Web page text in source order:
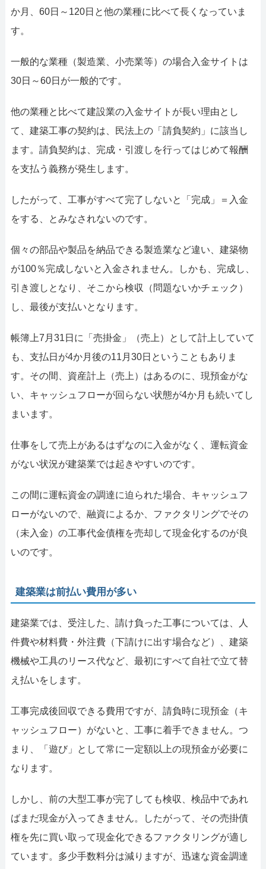
か月、60日～120日と他の業種に比べて長くなっていま
す。
一般的な業種（製造業、小売業等）の場合入金サイトは
30日～60日が一般的です。
他の業種と比べて建設業の入金サイトが長い理由とし
て、建築工事の契約は、民法上の「請負契約」に該当し
ます。請負契約は、完成・引渡しを行ってはじめて報酬
を支払う義務が発生します。
したがって、工事がすべて完了しないと「完成」＝入金
をする、とみなされないのです。
個々の部品や製品を納品できる製造業など違い、建築物
が100％完成しないと入金されません。しかも、完成し、
引き渡しとなり、そこから検収（問題ないかチェック）
し、最後が支払いとなります。
帳簿上7月31日に「売掛金」（売上）として計上していて
も、支払日が4か月後の11月30日ということもありま
す。その間、資産計上（売上）はあるのに、現預金がな
い、キャッシュフローが回らない状態が4か月も続いてし
まいます。
仕事をして売上があるはずなのに入金がなく、運転資金
がない状況が建築業では起きやすいのです。
この間に運転資金の調達に迫られた場合、キャッシュフ
ローがないので、融資によるか、ファクタリングでその
（未入金）の工事代金債権を売却して現金化するのが良
いのです。
建築業は前払い費用が多い
建築業では、受注した、請け負った工事については、人
件費や材料費・外注費（下請けに出す場合など）、建築
機械や工具のリース代など、最初にすべて自社で立て替
え払いをします。
工事完成後回収できる費用ですが、請負時に現預金（キ
ャッシュフロー）がないと、工事に着手できません。つ
まり、「遊び」として常に一定額以上の現預金が必要に
なります。
しかし、前の大型工事が完了しても検収、検品中であれ
ばまだ現金が入ってきません。したがって、その売掛債
権を先に買い取って現金化できるファクタリングが適し
ています。多少手数料分は減りますが、迅速な資金調達